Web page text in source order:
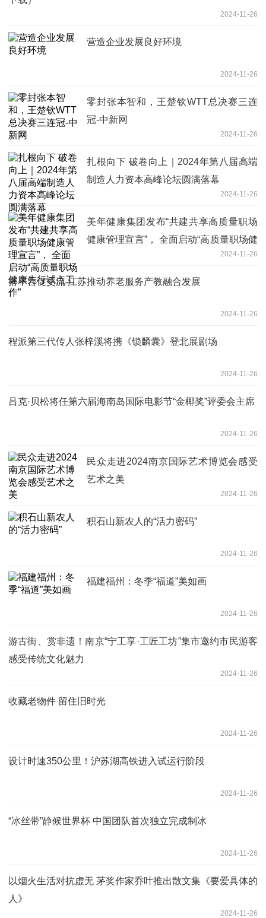
2024-11-26
营造企业发展良好环境
2024-11-26
零封张本智和，王楚钦WTT总决赛三连
冠-中新网
2024-11-26
扎根向下 破卷向上｜2024年第八届高端
制造人力资本高峰论坛圆满落幕
2024-11-26
美年健康集团发布“共建共享高质量职场
健康管理宣言”， 全面启动“高质量职场健
2024-11-26
搭平台促交流 江苏推动养老服务产教融合发展
2024-11-26
程派第三代传人张梓溪将携《锁麟囊》登北展剧场
2024-11-26
吕克·贝松将任第六届海南岛国际电影节“金椰奖”评委会主席
2024-11-26
民众走进2024南京国际艺术博览会感受
艺术之美
2024-11-26
积石山新农人的“活力密码”
2024-11-26
福建福州：冬季“福道”美如画
2024-11-26
游古街、赏非遗！南京“宁工享·工匠工坊”集市邀约市民游客
感受传统文化魅力
2024-11-26
收藏老物件 留住旧时光
2024-11-26
设计时速350公里！沪苏湖高铁进入试运行阶段
2024-11-26
“冰丝带”静候世界杯 中国团队首次独立完成制冰
2024-11-26
以烟火生活对抗虚无 茅奖作家乔叶推出散文集《要爱具体的
人》
2024-11-26